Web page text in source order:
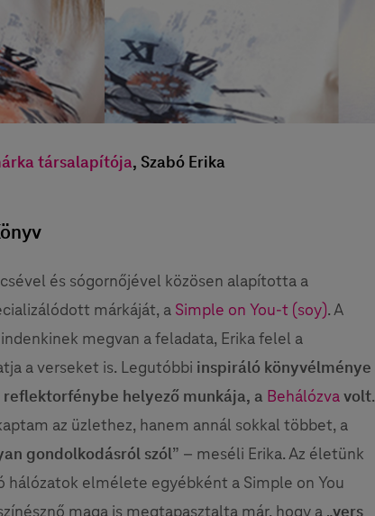
társalapítója, Szabó Erika
és sógornőjével közösen alapította a
márkáját, a Simple on You-t (soy). A
megvan a feladata, Erika felel a
a verseket is. Legutóbbi inspiráló könyvélménye
helyező munkája, a Behálózvavolt.
az üzlethez, hanem annál sokkal többet, a
gondolkodásról szól” – meséli Erika. Az életünk
elmélete egyébként a Simple on You
maga is megtapasztalta már, hogy a „vers